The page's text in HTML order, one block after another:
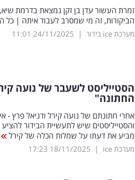
זמרת העשור עדן בן זקן נמצאת בדרמת
הביקורות, זה מי שמסרב לעבוד איתה | כל
מערכת ice בידור |
24/11/2025
11:01
הסטייליסט לשעבר של נועה
החתונה"
אחרי חתונתם של נועה קירל ודניאל פרץ -
והסטייליסטים שיש לתעשיית הבידור
מביע את דעתו על שמלות הכלה של קירל
מערכת ice |
18/11/2025
17:23